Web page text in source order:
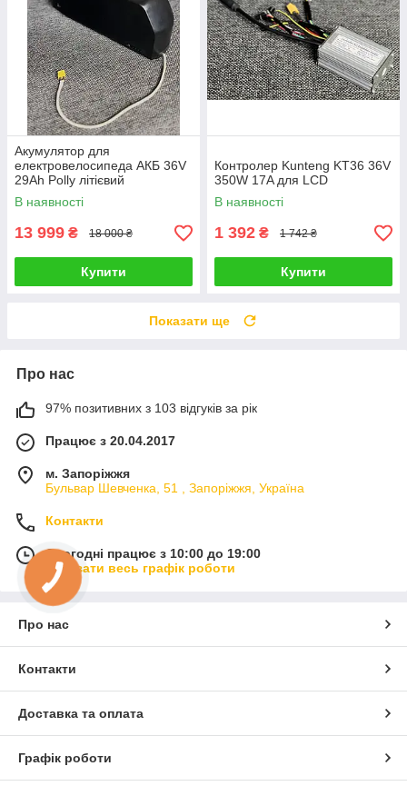
Акумулятор для
електровелосипеда АКБ 36V
29Ah Polly літієвий
В наявності
13 999 ₴ 18 000 ₴
Купити
Контролер Kunteng KT36 36V
350W 17A для LCD
В наявності
1 392 ₴ 1 742 ₴
Купити
Показати ще
Про нас
97% позитивних з 103 відгуків за рік
Працює з 20.04.2017
м. Запоріжжя
Бульвар Шевченка, 51 , Запоріжжя, Україна
Контакти
Сьогодні працює з 10:00 до 19:00
Показати весь графік роботи
Про нас
Контакти
Доставка та оплата
Графік роботи